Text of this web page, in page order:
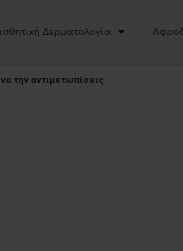
Δερματολογία
την αντιμετωπίσεις